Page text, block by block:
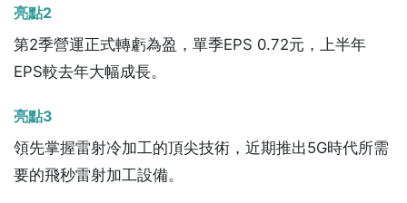
亮點2
第2季營運正式轉虧為盈，單季EPS 0.72元，上半年
EPS較去年大幅成長。
亮點3
領先掌握雷射冷加工的頂尖技術，近期推出5G時代所需
要的飛秒雷射加工設備。